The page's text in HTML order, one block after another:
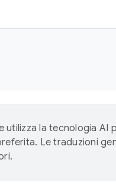
utilizza la tecnologia AI
Le traduzioni